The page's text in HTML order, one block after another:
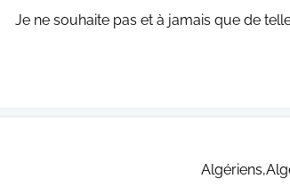
Je ne souhaite pas et à jamais que de